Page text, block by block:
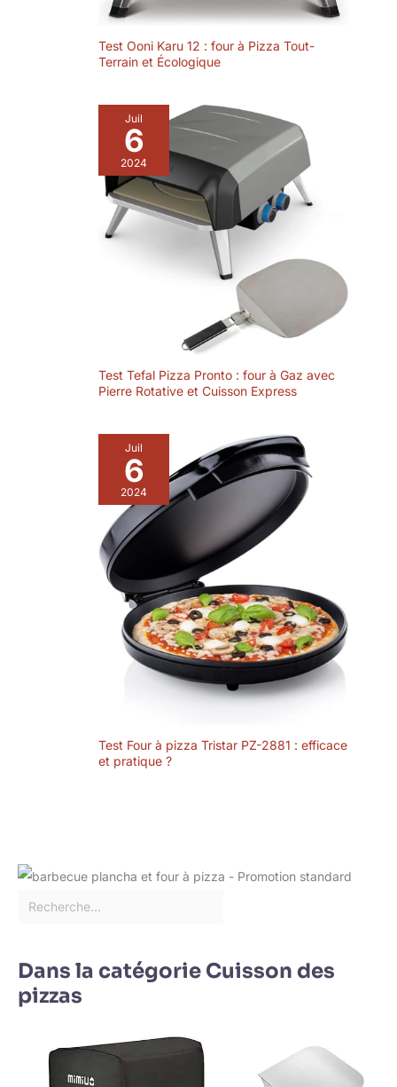
Test Ooni Karu 12 : four à Pizza Tout-
Terrain et Écologique
Juil
6
2024
Test Tefal Pizza Pronto : four à Gaz avec
Pierre Rotative et Cuisson Express
Juil
6
2024
Test Four à pizza Tristar PZ-2881 : efficace
et pratique ?
Dans la catégorie Cuisson des
pizzas